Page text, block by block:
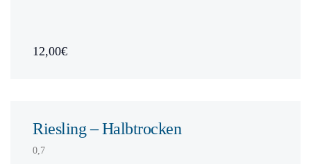
12,00€
Riesling – Halbtrocken
0,7